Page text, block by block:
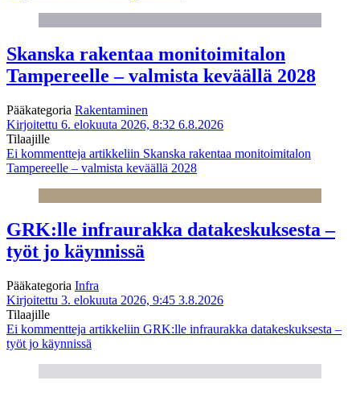
Skanska rakentaa monitoimitalon
Tampereelle – valmista keväällä 2028
Pääkategoria Rakentaminen
Kirjoitettu 6. elokuuta 2026, 8:32 6.8.2026
Tilaajille
Ei kommentteja artikkeliin Skanska rakentaa monitoimitalon
Tampereelle – valmista keväällä 2028
GRK:lle infraurakka datakeskuksesta –
työt jo käynnissä
Pääkategoria Infra
Kirjoitettu 3. elokuuta 2026, 9:45 3.8.2026
Tilaajille
Ei kommentteja artikkeliin GRK:lle infraurakka datakeskuksesta –
työt jo käynnissä